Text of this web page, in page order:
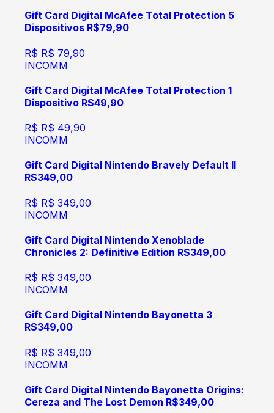
Gift Card Digital McAfee Total Protection 5
Dispositivos R$79,90
R$ R$ 79,90
INCOMM
Gift Card Digital McAfee Total Protection 1
Dispositivo R$49,90
R$ R$ 49,90
INCOMM
Gift Card Digital Nintendo Bravely Default II
R$349,00
R$ R$ 349,00
INCOMM
Gift Card Digital Nintendo Xenoblade
Chronicles 2: Definitive Edition R$349,00
R$ R$ 349,00
INCOMM
Gift Card Digital Nintendo Bayonetta 3
R$349,00
R$ R$ 349,00
INCOMM
Gift Card Digital Nintendo Bayonetta Origins:
Cereza and The Lost Demon R$349,00